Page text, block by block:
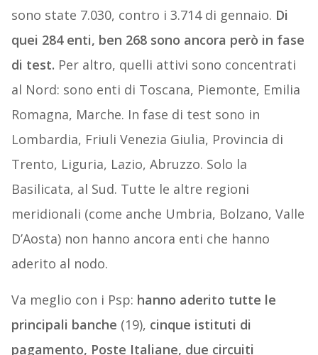
sono state 7.030, contro i 3.714 di gennaio. Di
quei 284 enti, ben 268 sono ancora però in fase
di test. Per altro, quelli attivi sono concentrati
al Nord: sono enti di Toscana, Piemonte, Emilia
Romagna, Marche. In fase di test sono in
Lombardia, Friuli Venezia Giulia, Provincia di
Trento, Liguria, Lazio, Abruzzo. Solo la
Basilicata, al Sud. Tutte le altre regioni
meridionali (come anche Umbria, Bolzano, Valle
D’Aosta) non hanno ancora enti che hanno
aderito al nodo.
Va meglio con i Psp: hanno aderito tutte le
principali banche (19), cinque istituti di
pagamento, Poste Italiane, due circuiti